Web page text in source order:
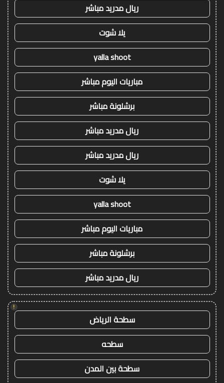
ريال مدريد مباشر
يلا شوت
yalla shoot
مباريات اليوم مباشر
برشلونة مباشر
ريال مدريد مباشر
ريال مدريد مباشر
يلا شوت
yalla shoot
مباريات اليوم مباشر
برشلونة مباشر
ريال مدريد مباشر
!
سطحة الرياض
سطحه
سطحة بين المدن